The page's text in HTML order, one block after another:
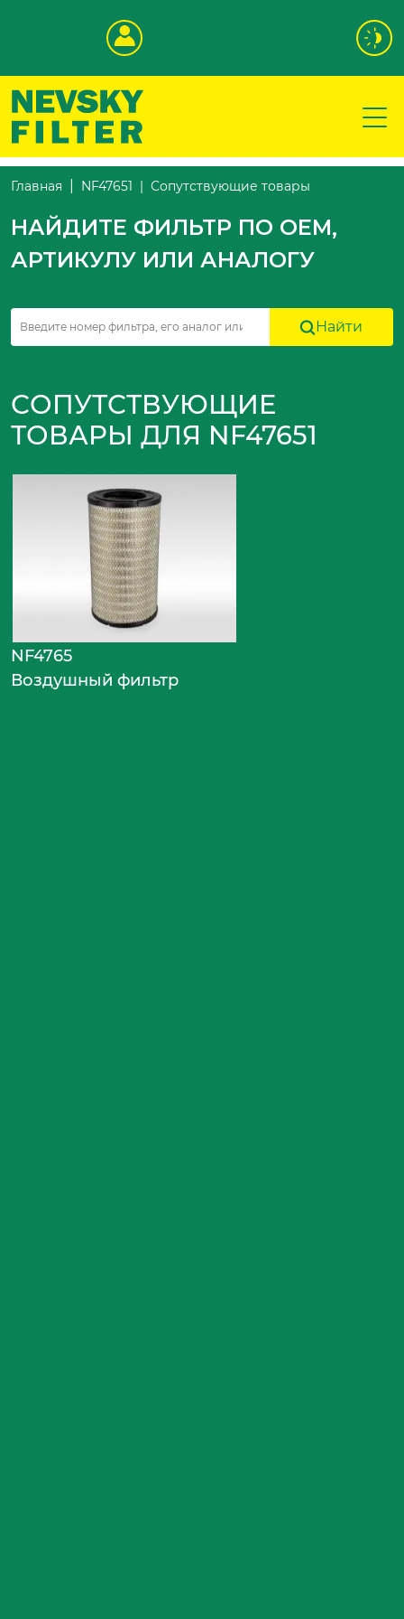
Главная NF47651 Сопутствующие товары
НАЙДИТЕ ФИЛЬТР ПО OEM,
АРТИКУЛУ ИЛИ АНАЛОГУ
Найти
СОПУТСТВУЮЩИЕ
ТОВАРЫ ДЛЯ NF47651
NF4765
Воздушный фильтр